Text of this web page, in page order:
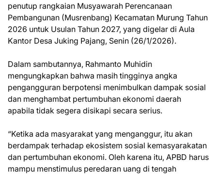
penutup rangkaian Musyawarah Perencanaan
Pembangunan (Musrenbang) Kecamatan Murung Tahun
2026 untuk Usulan Tahun 2027, yang digelar di Aula
Kantor Desa Juking Pajang, Senin (26/1/2026).
Dalam sambutannya, Rahmanto Muhidin
mengungkapkan bahwa masih tingginya angka
pengangguran berpotensi menimbulkan dampak sosial
dan menghambat pertumbuhan ekonomi daerah
apabila tidak segera disikapi secara serius.
“Ketika ada masyarakat yang menganggur, itu akan
berdampak terhadap ekosistem sosial kemasyarakatan
dan pertumbuhan ekonomi. Oleh karena itu, APBD harus
mampu menstimulus peredaran uang di tengah